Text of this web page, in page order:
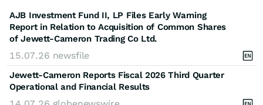
AJB Investment Fund II, LP Files Early Warning
Report in Relation to Acquisition of Common Shares
of Jewett-Cameron Trading Co Ltd.
15.07.26 newsfile
Jewett-Cameron Reports Fiscal 2026 Third Quarter
Operational and Financial Results